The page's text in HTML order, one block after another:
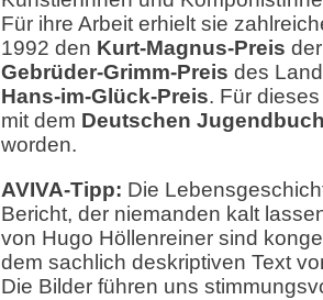
Für ihre Arbeit erhielt sie
1992 den Kurt-Magnus-Preis
Gebrüder-Grimm-Preis des
Hans-im-Glück-Preis. Für
mit dem Deutschen
worden.
AVIVA-Tipp: Die
Bericht, der niemanden kalt
von Hugo Höllenreiner sind
dem sachlich deskriptiven Text
Die Bilder führen uns